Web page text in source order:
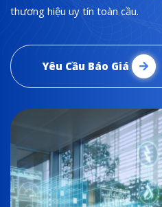
thương hiệu uy tín toàn cầu.
Yêu Cầu Báo Giá